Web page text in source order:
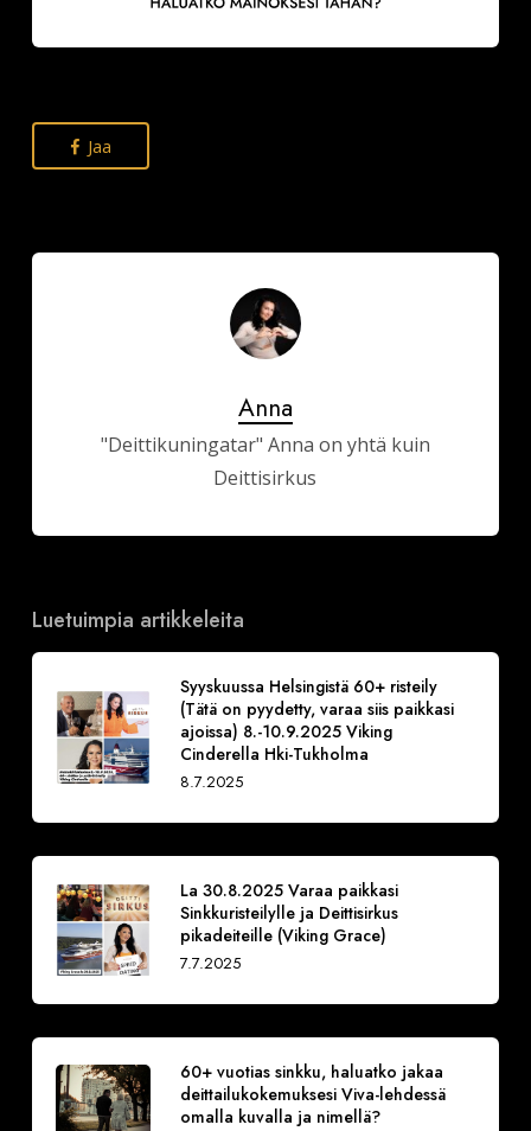
Jaa
Anna
"Deittikuningatar" Anna on yhtä kuin
Deittisirkus
Luetuimpia artikkeleita
Syyskuussa Helsingistä 60+ risteily
(Tätä on pyydetty, varaa siis paikkasi
ajoissa) 8.-10.9.2025 Viking
Cinderella Hki-Tukholma
8.7.2025
La 30.8.2025 Varaa paikkasi
Sinkkuristeilylle ja Deittisirkus
pikadeiteille (Viking Grace)
7.7.2025
60+ vuotias sinkku, haluatko jakaa
deittailukokemuksesi Viva-lehdessä
omalla kuvalla ja nimellä?